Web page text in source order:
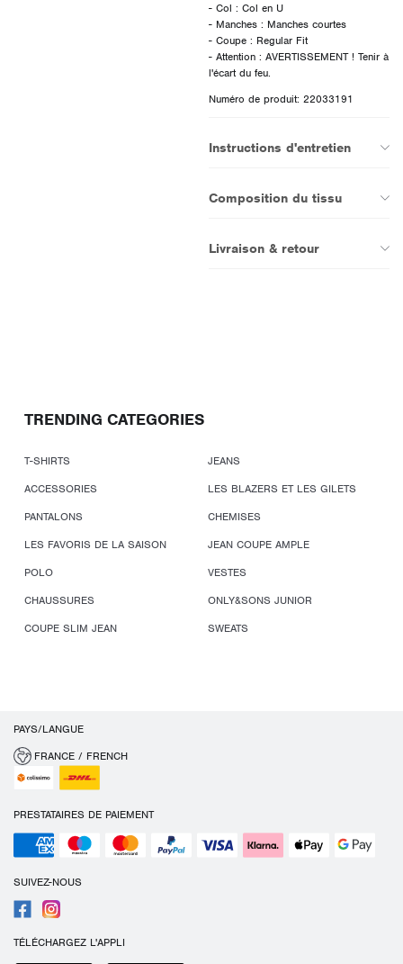
- Col : Col en U
- Manches : Manches courtes
- Coupe : Regular Fit
- Attention : AVERTISSEMENT ! Tenir à
Numéro de produit: 22033191
Instructions d'entretien
Composition du tissu
Livraison & retour
TRENDING CATEGORIES
T-SHIRTS
JEANS
ACCESSORIES
LES BLAZERS ET LES GILETS
PANTALONS
CHEMISES
LES FAVORIS DE LA SAISON
JEAN COUPE AMPLE
POLO
VESTES
CHAUSSURES
ONLY&SONS JUNIOR
COUPE SLIM JEAN
SWEATS
PAYS/LANGUE
FRANCE / FRENCH
PRESTATAIRES DE PAIEMENT
SUIVEZ-NOUS
TÉLÉCHARGEZ L'APPLI